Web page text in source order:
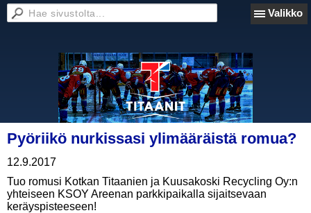
Valikko
Pyöriikö nurkissasi ylimääräistä romua?
12.9.2017
Tuo romusi Kotkan Titaanien ja Kuusakoski Recycling Oy:n
yhteiseen KSOY Areenan parkkipaikalla sijaitsevaan
keräyspisteeseen!